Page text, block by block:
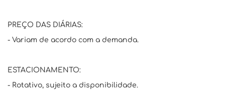
PREÇO DAS DIÁRIAS:
- Variam de acordo com a demanda.
ESTACIONAMENTO:
- Rotativo, sujeito a disponibilidade.